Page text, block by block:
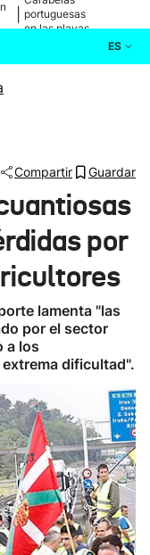
portuguesas
en las playas
ES
Compartir Guardar
por
lamenta "las
por el sector
a los
dificultad".